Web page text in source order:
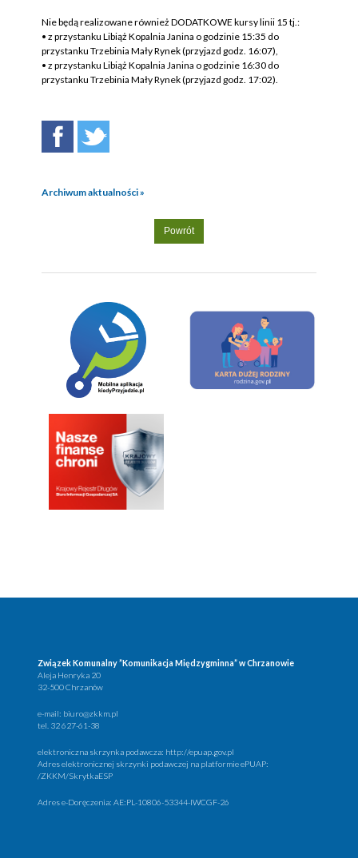
Nie będą realizowane również DODATKOWE kursy linii 15 tj.:
• z przystanku Libiąż Kopalnia Janina o godzinie 15:35 do
przystanku Trzebinia Mały Rynek (przyjazd godz. 16:07),
• z przystanku Libiąż Kopalnia Janina o godzinie 16:30 do
przystanku Trzebinia Mały Rynek (przyjazd godz. 17:02).
Archiwum aktualności »
Powrót
Związek Komunalny ”Komunikacja Międzygminna” w Chrzanowie
Aleja Henryka 20
32-500 Chrzanów
e-mail: biuro@zkkm.pl
tel. 32 627-61-38
elektroniczna skrzynka podawcza: http://epuap.gov.pl
Adres elektronicznej skrzynki podawczej na platformie ePUAP:
/ZKKM/SkrytkaESP
Adres e-Doręczenia: AE:PL-10806-53344-IWCGF-26